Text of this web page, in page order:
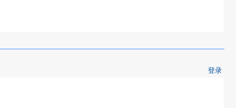
登录